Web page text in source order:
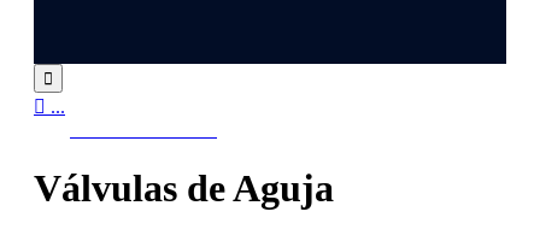

 ...
Válvulas de Aguja